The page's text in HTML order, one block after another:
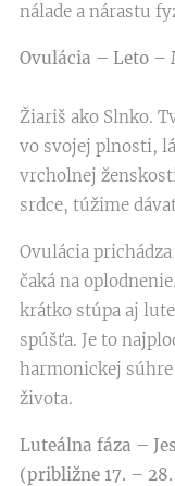
nálade a nárastu
Ovulácia – Leto –
Žiariš ako Slnko.
vo svojej plnosti,
vrcholnej
srdce, túžime
Ovulácia
čaká na
krátko stúpa aj
spúšťa. Je to
harmonickej
života.
Luteálna fáza –
(približne 17. –